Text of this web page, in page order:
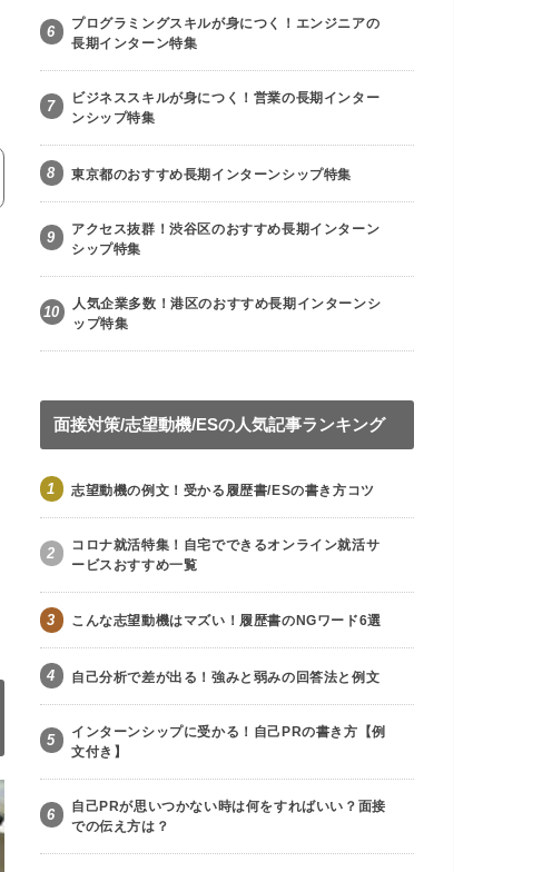
6
プログラミングスキルが身につく！エンジニアの
長期インターン特集
7
ビジネススキルが身につく！営業の長期インター
ンシップ特集
8 東京都のおすすめ長期インターンシップ特集
9
アクセス抜群！渋谷区のおすすめ長期インターン
シップ特集
10
人気企業多数！港区のおすすめ長期インターンシ
ップ特集
面接対策/志望動機/ESの人気記事ランキング
1 志望動機の例文！受かる履歴書/ESの書き方コツ
2
コロナ就活特集！自宅でできるオンライン就活サ
ービスおすすめ一覧
3 こんな志望動機はマズい！履歴書のNGワード6選
4 自己分析で差が出る！強みと弱みの回答法と例文
5
インターンシップに受かる！自己PRの書き方【例
文付き】
6
自己PRが思いつかない時は何をすればいい？面接
での伝え方は？